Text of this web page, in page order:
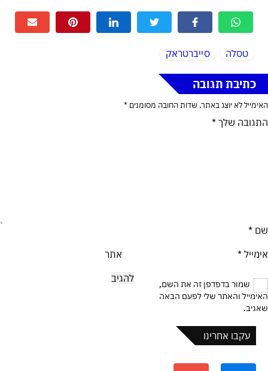
טסלה סייברטראק
כתיבת תגובה
האימייל לא יוצג באתר. שדות החובה מסומנים *
התגובה שלך *
שם *
אימייל * אתר
שמור בדפדפן זה את השם,
האימייל והאתר שלי לפעם הבאה
שאגיב.
עקבו אחרינו